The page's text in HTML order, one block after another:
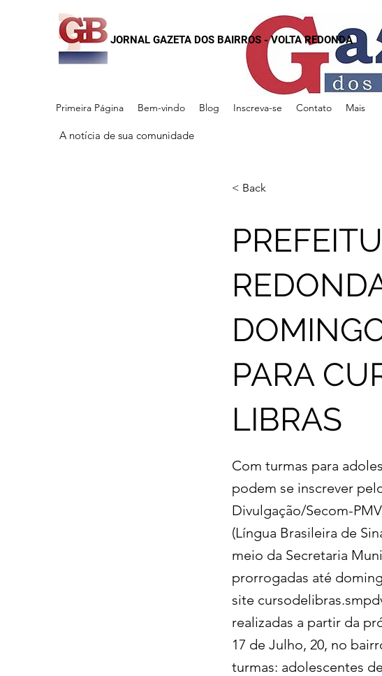
JORNAL GAZETA DOS BAIRROS - VOLTA REDONDA
Primeira Página Bem-vindo Blog Inscreva-se Contato Mais
A notícia de sua comunidade
< Back
PARA
LIBRAS
Com turmas para
podem se inscrever
Divulgação/Secom-
(Língua Brasileira de
meio da Secretaria
prorrogadas até
site
realizadas a partir da
17 de Julho, 20, no
turmas: adolescentes